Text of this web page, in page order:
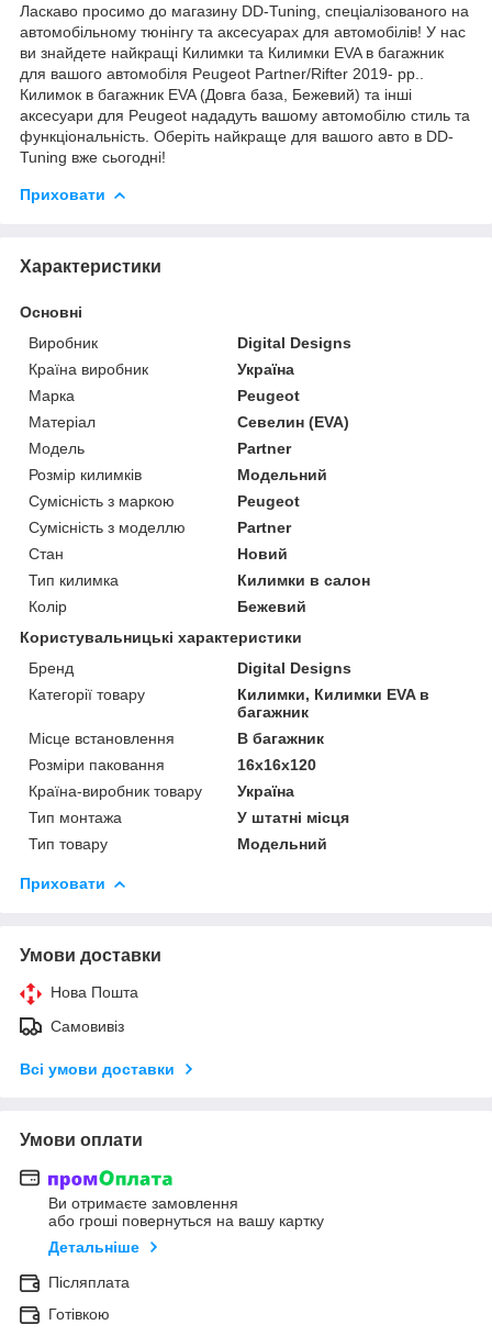
Ласкаво просимо до магазину DD-Tuning, спеціалізованого на
автомобільному тюнінгу та аксесуарах для автомобілів! У нас
ви знайдете найкращі Килимки та Килимки EVA в багажник
для вашого автомобіля Peugeot Partner/Rifter 2019- рр..
Килимок в багажник EVA (Довга база, Бежевий) та інші
аксесуари для Peugeot нададуть вашому автомобілю стиль та
функціональність. Оберіть найкраще для вашого авто в DD-
Tuning вже сьогодні!
Приховати
Характеристики
Основні
Виробник
Digital Designs
Країна виробник
Україна
Марка
Peugeot
Матеріал
Севелин (EVA)
Модель
Partner
Розмір килимків
Модельний
Сумісність з маркою
Peugeot
Сумісність з моделлю
Partner
Стан
Новий
Тип килимка
Килимки в салон
Колір
Бежевий
Користувальницькі характеристики
Бренд
Digital Designs
Категорії товару
Килимки, Килимки EVA в
багажник
Місце встановлення
В багажник
Розміри паковання
16x16x120
Країна-виробник товару
Україна
Тип монтажа
У штатні місця
Тип товару
Модельний
Приховати
Умови доставки
Нова Пошта
Самовивіз
Всі умови доставки
Умови оплати
Ви отримаєте замовлення
або гроші повернуться на вашу картку
Детальніше
Післяплата
Готівкою